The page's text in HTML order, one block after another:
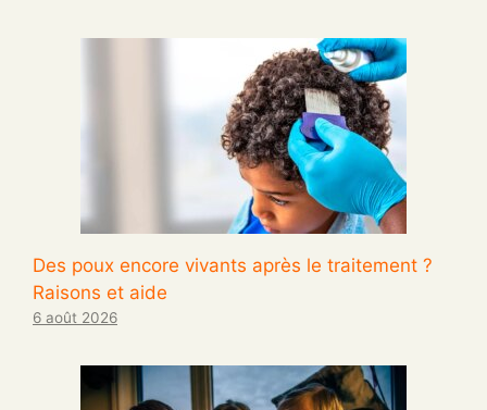
Des poux encore vivants après le traitement ?
Raisons et aide
6 août 2026